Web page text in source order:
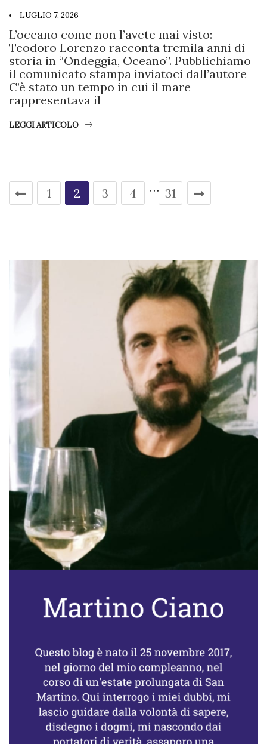
LUGLIO 7, 2026
L’oceano come non l’avete mai visto:
Teodoro Lorenzo racconta tremila anni di
storia in “Ondeggia, Oceano”. Pubblichiamo
il comunicato stampa inviatoci dall’autore
C’è stato un tempo in cui il mare
rappresentava il
LEGGI ARTICOLO
1 2 3 4 … 31